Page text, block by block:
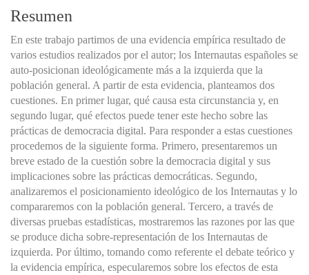
Resumen
En este trabajo partimos de una evidencia empírica resultado de
varios estudios realizados por el autor; los Internautas españoles se
auto-posicionan ideológicamente más a la izquierda que la
población general. A partir de esta evidencia, planteamos dos
cuestiones. En primer lugar, qué causa esta circunstancia y, en
segundo lugar, qué efectos puede tener este hecho sobre las
prácticas de democracia digital. Para responder a estas cuestiones
procedemos de la siguiente forma. Primero, presentaremos un
breve estado de la cuestión sobre la democracia digital y sus
implicaciones sobre las prácticas democráticas. Segundo,
analizaremos el posicionamiento ideológico de los Internautas y lo
compararemos con la población general. Tercero, a través de
diversas pruebas estadísticas, mostraremos las razones por las que
se produce dicha sobre-representación de los Internautas de
izquierda. Por último, tomando como referente el debate teórico y
la evidencia empírica, especularemos sobre los efectos de esta